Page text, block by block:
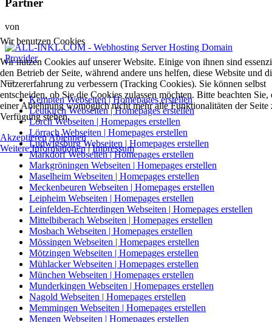
Partner
von
Kempten Webseiten | Homepages erstellen
Leutkirch Webseiten | Homepages erstellen
Lorch Webseiten | Homepages erstellen
Lörrach Webseiten | Homepages erstellen
Ludwigsburg Webseiten | Homepages erstellen
Markdorf Webseiten | Homepages erstellen
Markgröningen Webseiten | Homepages erstellen
Maselheim Webseiten | Homepages erstellen
Meckenbeuren Webseiten | Homepages erstellen
Leipheim Webseiten | Homepages erstellen
Leinfelden-Echterdingen Webseiten | Homepages erstellen
Mittelbiberach Webseiten | Homepages erstellen
Mosbach Webseiten | Homepages erstellen
Mössingen Webseiten | Homepages erstellen
Mötzingen Webseiten | Homepages erstellen
Mühlacker Webseiten | Homepages erstellen
München Webseiten | Homepages erstellen
Munderkingen Webseiten | Homepages erstellen
Nagold Webseiten | Homepages erstellen
Memmingen Webseiten | Homepages erstellen
Mengen Webseiten | Homepages erstellen
Wir benutzen Cookies
Wir nutzen Cookies auf unserer Website. Einige von ihnen sind
den Betrieb der Seite, während andere uns helfen, diese Website und
Nutzererfahrung zu verbessern (Tracking Cookies). Sie können selbst
entscheiden, ob Sie die Cookies zulassen möchten. Bitte beachten Sie,
einer Ablehnung womöglich nicht mehr alle Funktionalitäten der Seite
Verfügung stehen.
AkzeptierenAblehnen
Weitere Informationen|Impressum